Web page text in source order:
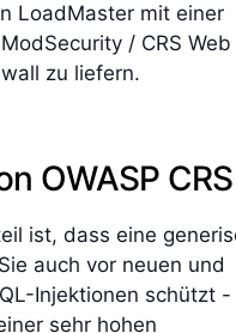
LoadMaster mit einer
/ CRS Web
zu liefern.
OWASP CRS
ist, dass eine
auch vor neuen und
Injektionen schützt
sehr hohen